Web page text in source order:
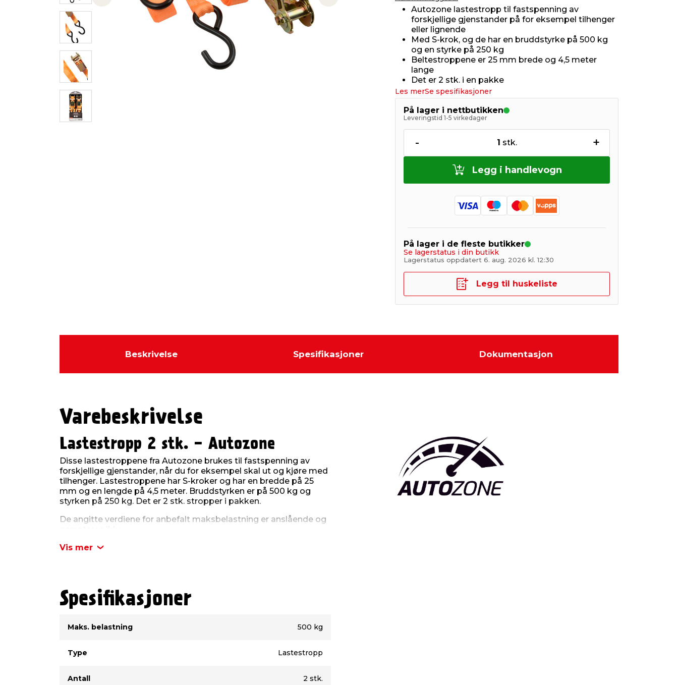
Previous slide Next slide
Autozone lastestropp til fastspenning av
forskjellige gjenstander på for eksempel tilhenger
eller lignende
Med S-krok, og de har en bruddstyrke på 500 kg
og en styrke på 250 kg
Beltestroppene er 25 mm brede og 4,5 meter
lange
Det er 2 stk. i en pakke
Les merSe spesifikasjoner
På lager i nettbutikken
Leveringstid 1-5 virkedager
- 1 stk. +
Legg i handlevogn
På lager i de fleste butikker
Se lagerstatus i din butikk
Lagerstatus oppdatert 6. aug. 2026 kl. 12:30
Legg til huskeliste
Beskrivelse Spesifikasjoner Dokumentasjon
Varebeskrivelse
Lastestropp 2 stk. - Autozone
Disse lastestroppene fra Autozone brukes til fastspenning av
forskjellige gjenstander, når du for eksempel skal ut og kjøre med
tilhenger. Lastestroppene har S-kroker og har en bredde på 25
mm og en lengde på 4,5 meter. Bruddstyrken er på 500 kg og
styrken på 250 kg. Det er 2 stk. stropper i pakken.
De angitte verdiene for anbefalt maksbelastning er anslående og
Produktdetaljer:
Pakken inneholder 2 stk.
Vis mer
Spesifikasjoner
Maks. belastning
500 kg
Type Lastestropp
Antall 2 stk.